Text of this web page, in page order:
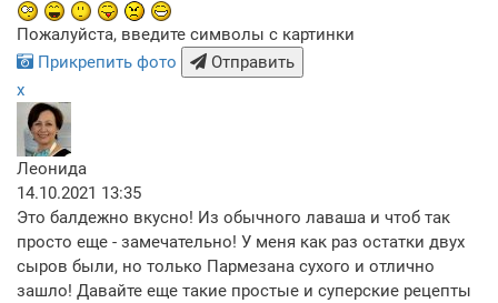
Пожалуйста, введите символы с картинки
Прикрепить фото
Отправить
x
Леонида
14.10.2021 13:35
Это балдежно вкусно! Из обычного лаваша и чтоб так
просто еще - замечательно! У меня как раз остатки двух
сыров были, но только Пармезана сухого и отлично
зашло! Давайте еще такие простые и суперские рецепты